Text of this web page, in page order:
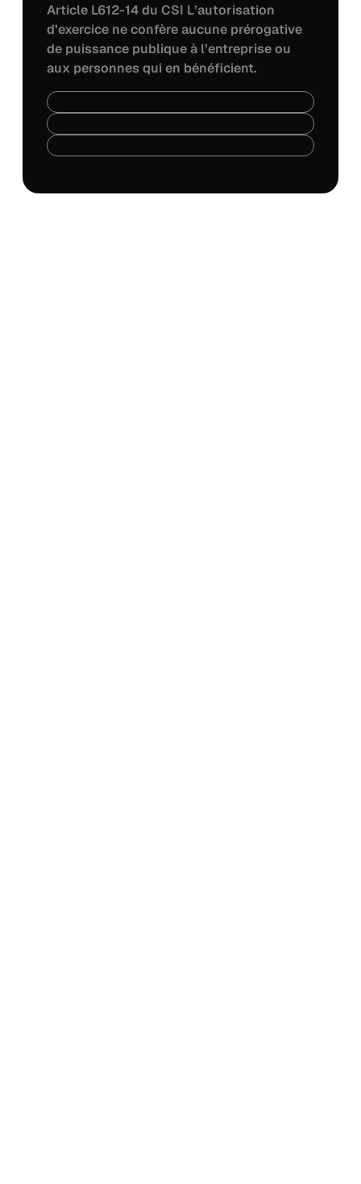
Article L612-14 du CSI L’autorisation
d’exercice ne confère aucune prérogative
de puissance publique à l’entreprise ou
aux personnes qui en bénéficient.